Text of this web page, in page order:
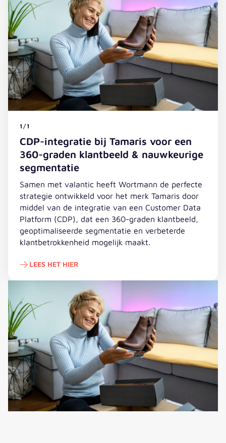
1/1
CDP-integratie bij Tamaris voor een
360-graden klantbeeld & nauwkeurige
segmentatie
Samen met valantic heeft Wortmann de perfecte
strategie ontwikkeld voor het merk Tamaris door
middel van de integratie van een Customer Data
Platform (CDP), dat een 360-graden klantbeeld,
geoptimaliseerde segmentatie en verbeterde
klantbetrokkenheid mogelijk maakt.
LEES HET HIER